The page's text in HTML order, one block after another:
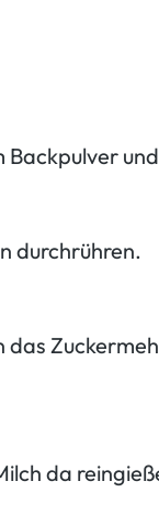
Backpulver
durchrühren.
da